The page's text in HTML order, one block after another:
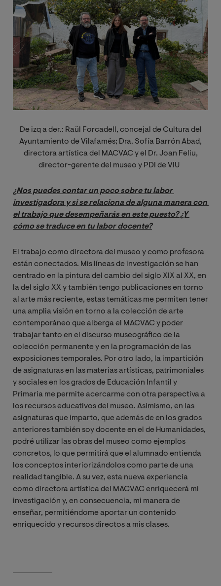
De izq a der.: Raül Forcadell, concejal de Cultura del
Ayuntamiento de Vilafamés; Dra. Sofía Barrón Abad,
directora artística del MACVAC y el Dr. Joan Feliu,
director-gerente del museo y PDI de VIU
¿Nos puedes contar un poco sobre tu labor
investigadora y si se relaciona de alguna manera con
el trabajo que desempeñarás en este puesto? ¿Y
cómo se traduce en tu labor docente?
El trabajo como directora del museo y como profesora
están conectados. Mis líneas de investigación se han
centrado en la pintura del cambio del siglo XIX al XX, en
la del siglo XX y también tengo publicaciones en torno
al arte más reciente, estas temáticas me permiten tener
una amplia visión en torno a la colección de arte
contemporáneo que alberga el MACVAC y poder
trabajar tanto en el discurso museográfico de la
colección permanente y en la programación de las
exposiciones temporales. Por otro lado, la impartición
de asignaturas en las materias artísticas, patrimoniales
y sociales en los grados de Educación Infantil y
Primaria me permite acercarme con otra perspectiva a
los recursos educativos del museo. Asimismo, en las
asignaturas que imparto, que además de en los grados
anteriores también soy docente en el de Humanidades,
podré utilizar las obras del museo como ejemplos
concretos, lo que permitirá que el alumnado entienda
los conceptos interiorizándolos como parte de una
realidad tangible. A su vez, esta nueva experiencia
como directora artística del MACVAC enriquecerá mi
investigación y, en consecuencia, mi manera de
enseñar, permitiéndome aportar un contenido
enriquecido y recursos directos a mis clases.